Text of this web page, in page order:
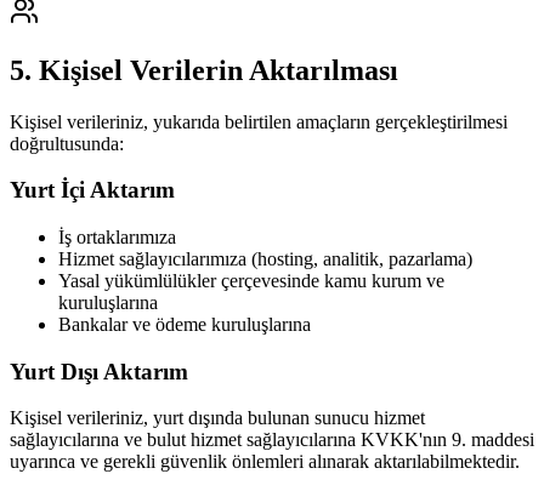
5. Kişisel Verilerin Aktarılması
Kişisel verileriniz, yukarıda belirtilen amaçların gerçekleştirilmesi
doğrultusunda:
Yurt İçi Aktarım
İş ortaklarımıza
Hizmet sağlayıcılarımıza (hosting, analitik, pazarlama)
Yasal yükümlülükler çerçevesinde kamu kurum ve
kuruluşlarına
Bankalar ve ödeme kuruluşlarına
Yurt Dışı Aktarım
Kişisel verileriniz, yurt dışında bulunan sunucu hizmet
sağlayıcılarına ve bulut hizmet sağlayıcılarına KVKK'nın 9. maddesi
uyarınca ve gerekli güvenlik önlemleri alınarak aktarılabilmektedir.